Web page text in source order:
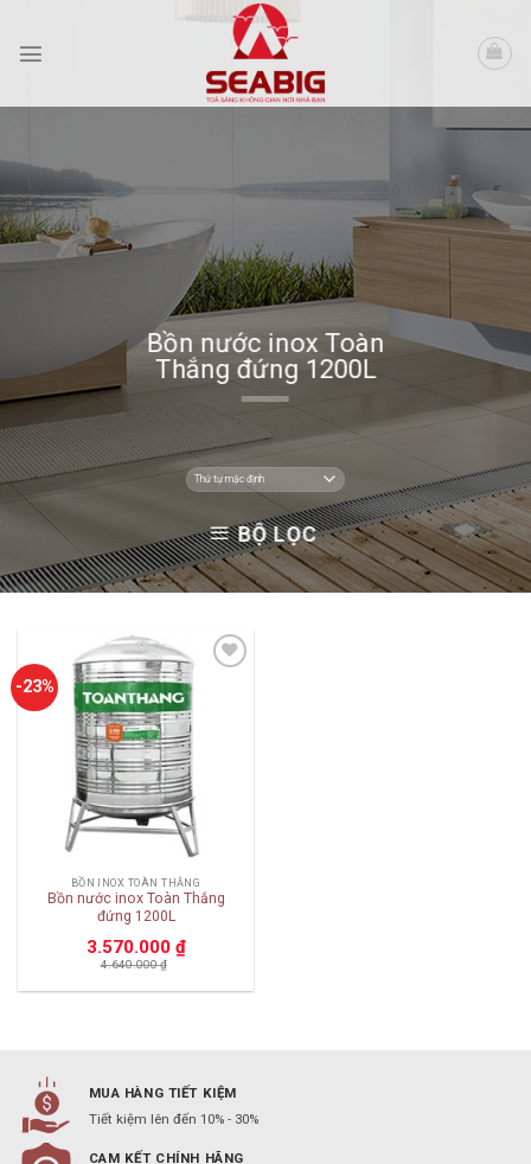
content
Bồn nước inox Toàn
Thắng đứng 1200L
BỘ LỌC
-23%
BỒN INOX TOÀN THẮNG
Bồn nước inox Toàn Thắng
đứng 1200L
3.570.000 ₫
4.640.000₫
MUA HÀNG TIẾT KIỆM
Tiết kiệm lên đến 10% - 30%
CAM KẾT CHÍNH HÃNG